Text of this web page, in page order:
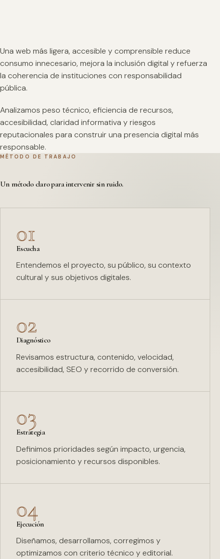
Una web más ligera, accesible y comprensible reduce
consumo innecesario, mejora la inclusión digital y refuerza
la coherencia de instituciones con responsabilidad
pública.
Analizamos peso técnico, eficiencia de recursos,
accesibilidad, claridad informativa y riesgos
reputacionales para construir una presencia digital más
responsable.
MÉTODO DE TRABAJO
Un método claro para intervenir sin ruido.
01
Escucha
Entendemos el proyecto, su público, su contexto
cultural y sus objetivos digitales.
02
Diagnóstico
Revisamos estructura, contenido, velocidad,
accesibilidad, SEO y recorrido de conversión.
03
Estrategia
Definimos prioridades según impacto, urgencia,
posicionamiento y recursos disponibles.
04
Ejecución
Diseñamos, desarrollamos, corregimos y
optimizamos con criterio técnico y editorial.